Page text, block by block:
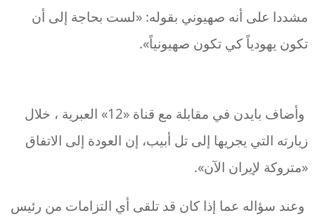
مشددا على أنه صهيوني بقوله: «لست بحاجة إلى أن
تكون يهودياً كي تكون صهيونياً».
وأضاف بايدن في مقابلة مع قناة «12» العبرية ، خلال
زيارته التي يجريها إلى تل أبيب، إن العودة إلى الاتفاق
«متروكة لإيران الآن».
وعند سؤاله عما إذا كان قد تلقى أي التزامات من رئيس